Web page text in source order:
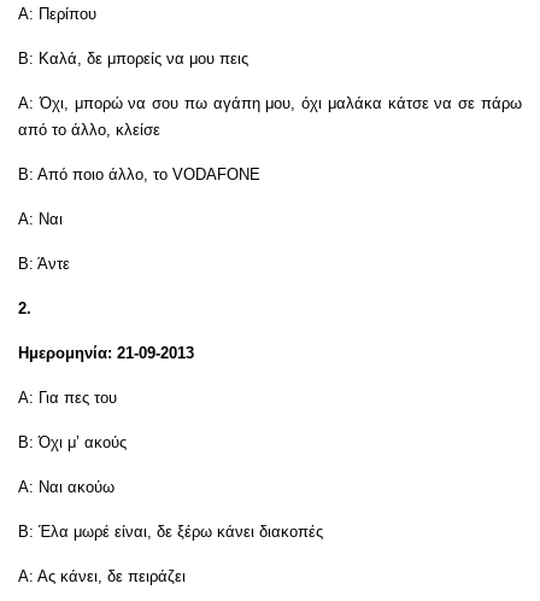
Α: Περίπου
Β: Καλά, δε μπορείς να μου πεις
Α: Όχι, μπορώ να σου πω αγάπη μου, όχι μαλάκα κάτσε να σε πάρω
από το άλλο, κλείσε
Β: Από ποιο άλλο, το VODAFONE
Α: Ναι
Β: Άντε
2.
Ημερομηνία: 21-09-2013
Α: Για πες του
Β: Όχι μ’ ακούς
Α: Ναι ακούω
Β: Έλα μωρέ είναι, δε ξέρω κάνει διακοπές
Α: Ας κάνει, δε πειράζει